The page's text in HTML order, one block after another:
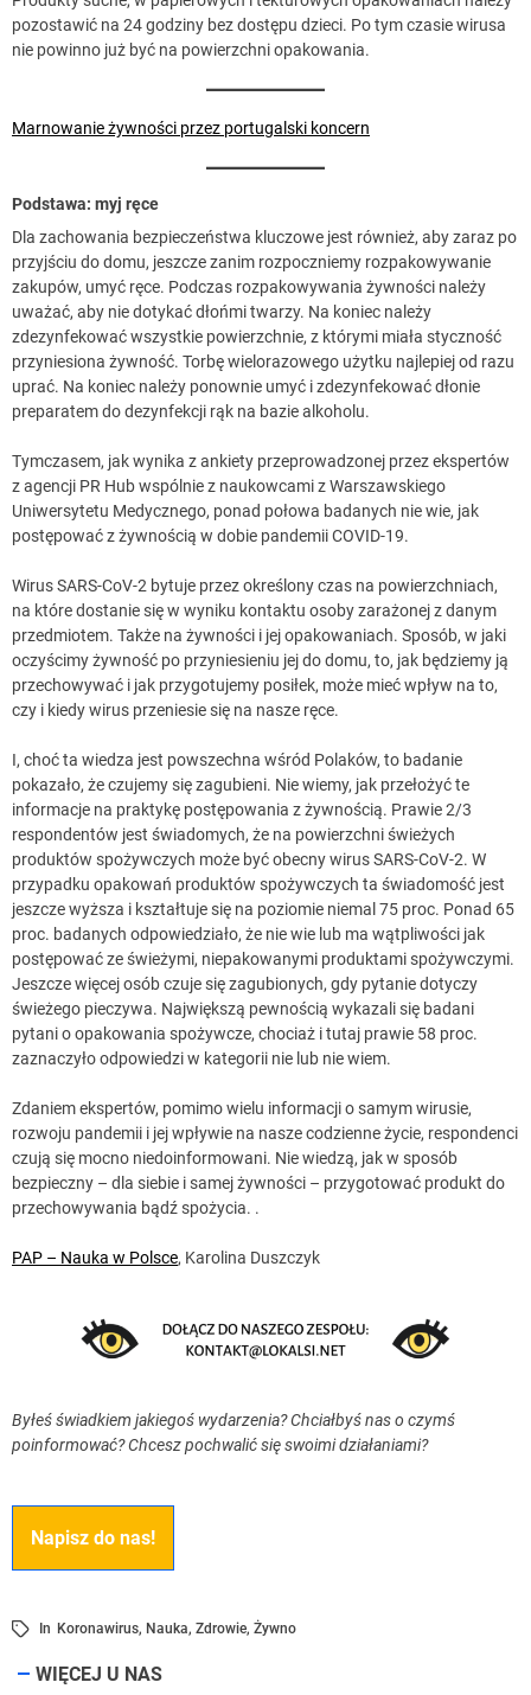
pozostawić na 24 godziny bez dostępu dzieci. Po tym czasie wirusa
nie powinno już być na powierzchni opakowania.
Marnowanie żywności przez portugalski koncern
Podstawa: myj ręce
Dla zachowania bezpieczeństwa kluczowe jest również, aby zaraz po
przyjściu do domu, jeszcze zanim rozpoczniemy rozpakowywanie
zakupów, umyć ręce. Podczas rozpakowywania żywności należy
uważać, aby nie dotykać dłońmi twarzy. Na koniec należy
zdezynfekować wszystkie powierzchnie, z którymi miała styczność
przyniesiona żywność. Torbę wielorazowego użytku najlepiej od razu
uprać. Na koniec należy ponownie umyć i zdezynfekować dłonie
preparatem do dezynfekcji rąk na bazie alkoholu.
Tymczasem, jak wynika z ankiety przeprowadzonej przez ekspertów
z agencji PR Hub wspólnie z naukowcami z Warszawskiego
Uniwersytetu Medycznego, ponad połowa badanych nie wie, jak
postępować z żywnością w dobie pandemii COVID-19.
Wirus SARS-CoV-2 bytuje przez określony czas na powierzchniach,
na które dostanie się w wyniku kontaktu osoby zarażonej z danym
przedmiotem. Także na żywności i jej opakowaniach. Sposób, w jaki
oczyścimy żywność po przyniesieniu jej do domu, to, jak będziemy ją
przechowywać i jak przygotujemy posiłek, może mieć wpływ na to,
czy i kiedy wirus przeniesie się na nasze ręce.
I, choć ta wiedza jest powszechna wśród Polaków, to badanie
pokazało, że czujemy się zagubieni. Nie wiemy, jak przełożyć te
informacje na praktykę postępowania z żywnością. Prawie 2/3
respondentów jest świadomych, że na powierzchni świeżych
produktów spożywczych może być obecny wirus SARS-CoV-2. W
przypadku opakowań produktów spożywczych ta świadomość jest
jeszcze wyższa i kształtuje się na poziomie niemal 75 proc. Ponad 65
proc. badanych odpowiedziało, że nie wie lub ma wątpliwości jak
postępować ze świeżymi, niepakowanymi produktami spożywczymi.
Jeszcze więcej osób czuje się zagubionych, gdy pytanie dotyczy
świeżego pieczywa. Największą pewnością wykazali się badani
pytani o opakowania spożywcze, chociaż i tutaj prawie 58 proc.
zaznaczyło odpowiedzi w kategorii nie lub nie wiem.
Zdaniem ekspertów, pomimo wielu informacji o samym wirusie,
rozwoju pandemii i jej wpływie na nasze codzienne życie, respondenci
czują się mocno niedoinformowani. Nie wiedzą, jak w sposób
bezpieczny – dla siebie i samej żywności – przygotować produkt do
przechowywania bądź spożycia. .
PAP – Nauka w Polsce, Karolina Duszczyk
Byłeś świadkiem jakiegoś wydarzenia? Chciałbyś nas o czymś
poinformować? Chcesz pochwalić się swoimi działaniami?
Napisz do nas!
In Koronawirus, Nauka, Zdrowie, Żywno
WIĘCEJ U NAS